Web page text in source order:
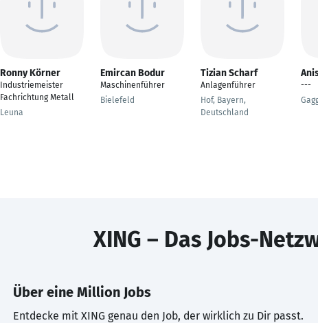
Ronny Körner
Industriemeister
Fachrichtung Metall
Leuna
Emircan Bodur
Maschinenführer
Bielefeld
Tizian Scharf
Anlagenführer
Hof, Bayern,
Deutschland
---
XING – Das Jobs-
Über eine Million Jobs
Entdecke mit XING genau den Job, der wirklich zu Dir passt.